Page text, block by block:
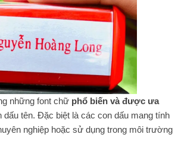
những font chữ phổ biến và được ưa
dấu tên. Đặc biệt là các con dấu mang tính
nghiệp hoặc sử dụng trong môi trường